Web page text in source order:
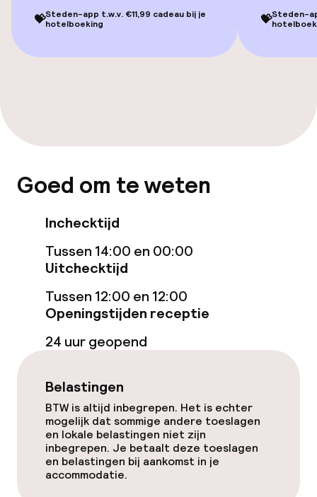
Bar
Eet- en drinkdiensten
Wasservice
Zakelijke faciliteiten
Conferentieruimte
Beleid
Overal rookvrij
💝Steden-app t.w.v. €11,99 cadeau bij je
hotelboeking
💝Steden-
Goed om te weten
Inchecktijd
Tussen 14:00 en 00:00
Uitchecktijd
Tussen 12:00 en 12:00
Openingstijden receptie
24 uur geopend
Belastingen
BTW is altijd inbegrepen. Het is echter
mogelijk dat sommige andere toeslagen
en lokale belastingen niet zijn
inbegrepen. Je betaalt deze toeslagen
en belastingen bij aankomst in je
accommodatie.